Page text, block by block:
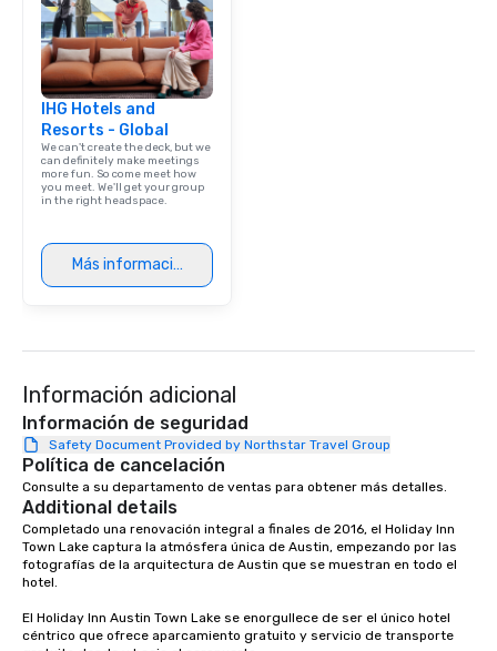
IHG Hotels and
Resorts - Global
We can't create the deck, but we
can definitely make meetings
more fun. So come meet how
you meet. We'll get your group
in the right headspace.
Más información
Información adicional
Información de seguridad
Safety Document Provided by Northstar Travel Group
Política de cancelación
Consulte a su departamento de ventas para obtener más detalles.
Additional details
Completado una renovación integral a finales de 2016, el Holiday Inn
Town Lake captura la atmósfera única de Austin, empezando por las
fotografías de la arquitectura de Austin que se muestran en todo el
hotel.
El Holiday Inn Austin Town Lake se enorgullece de ser el único hotel
céntrico que ofrece aparcamiento gratuito y servicio de transporte